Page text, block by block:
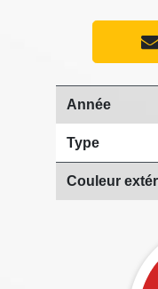
Année
Type
Couleur